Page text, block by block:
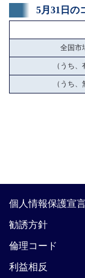
5月31日の
全国市
（うち、
（うち、
個人情報保護宣
勧誘方針
倫理コード
利益相反